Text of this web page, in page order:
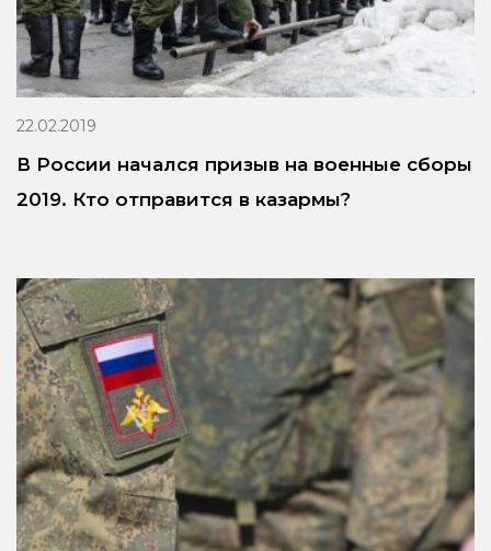
22.02.2019
В России начался призыв на военные сборы
2019. Кто отправится в казармы?